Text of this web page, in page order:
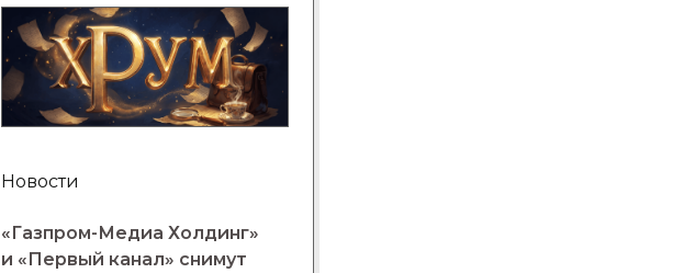
Новости
«Газпром-Медиа Холдинг»
и «Первый канал» снимут